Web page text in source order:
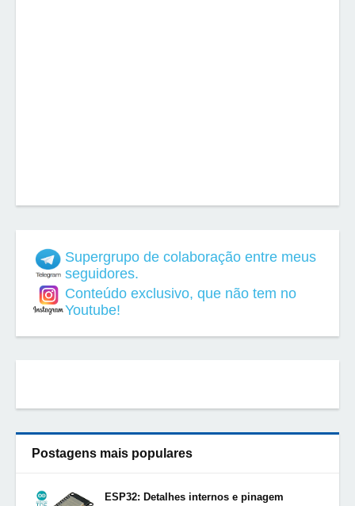
Supergrupo de colaboração entre meus
seguidores.
Conteúdo exclusivo, que não tem no
Youtube!
Postagens mais populares
ESP32: Detalhes internos e pinagem